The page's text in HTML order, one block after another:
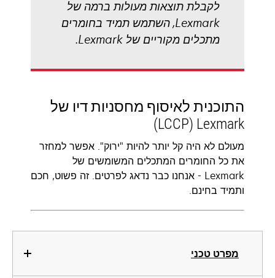
מפרט טכני
לקבלת תוצאות מעולות ברמה של
Lexmark, השתמש תמיד בחומרים
מתכלים מקוריים של Lexmark.
התוכנית לאיסוף מחסניות דיו של
Lexmark ‏(LCCP)‬
מעולם לא היה קל יותר להיות "ירוק". אפשר למחזר
את כל החומרים המתכלים המשומשים של
Lexmark - אנחנו כבר נדאג לפרטים. זה פשוט, חכם
ותמיד בחינם.